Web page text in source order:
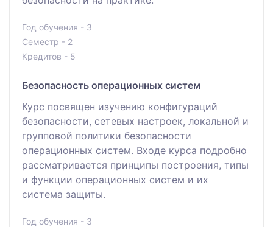
Год обучения - 3
Семестр - 2
Кредитов - 5
Безопасность операционных систем
Курс посвящен изучению конфигураций
безопасности, сетевых настроек, локальной и
групповой политики безопасности
операционных систем. Входе курса подробно
рассматривается принципы построения, типы
и функции операционных систем и их
система защиты.
Год обучения - 3